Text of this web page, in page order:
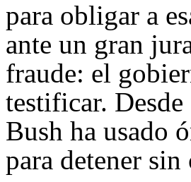
para obligar a
ante un gran
fraude: el
testificar.
Bush ha usado
para detener sin